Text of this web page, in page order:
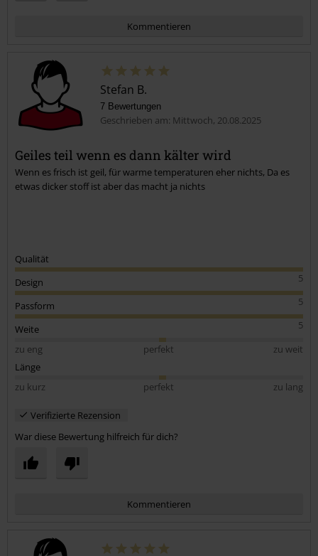
Kommentieren
Kommentar jetzt abschicken!
Stefan B.
7 Bewertungen
Geschrieben am: Mittwoch, 20.08.2025
Geiles teil wenn es dann kälter wird
Wenn es frisch ist geil, für warme temperaturen eher nichts, Da es
etwas dicker stoff ist aber das macht ja nichts
Qualität
5
Design
5
Passform
5
Weite
zu eng
perfekt
zu weit
Länge
zu kurz
perfekt zu lang
Verifizierte Rezension
War diese Bewertung hilfreich für dich?
Kommentieren